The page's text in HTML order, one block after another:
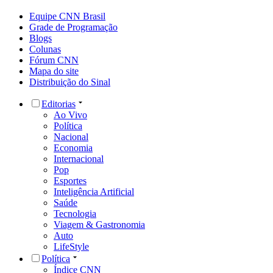
Equipe CNN Brasil
Grade de Programação
Blogs
Colunas
Fórum CNN
Mapa do site
Distribuição do Sinal
Editorias
Ao Vivo
Política
Nacional
Economia
Internacional
Pop
Esportes
Inteligência Artificial
Saúde
Tecnologia
Viagem & Gastronomia
Auto
LifeStyle
Política
Índice CNN